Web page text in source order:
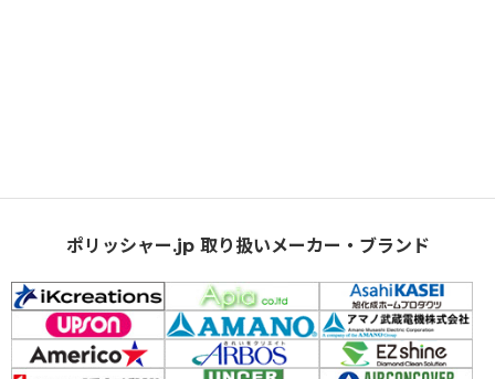
ポリッシャー.jp 取り扱いメーカー・ブランド